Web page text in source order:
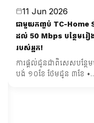
11 Jun 2026
ជាមួយកញ្ចប់ TC-
ដល់ 50 Mbps បន្ថែមរ
របស់អ្នក!
ការផ្តល់ជូនជាពិសេសបន្ថែ
បង់ ១០ខែ ថែមជូន ៣ខែ